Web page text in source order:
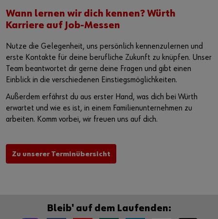
Wann lernen wir dich kennen? Würth
Karriere auf Job-Messen
Nutze die Gelegenheit, uns persönlich kennenzulernen und
erste Kontakte für deine berufliche Zukunft zu knüpfen. Unser
Team beantwortet dir gerne deine Fragen und gibt einen
Einblick in die verschiedenen Einstiegsmöglichkeiten.
Außerdem erfährst du aus erster Hand, was dich bei Würth
erwartet und wie es ist, in einem Familienunternehmen zu
arbeiten. Komm vorbei, wir freuen uns auf dich.
Zu unserer Terminübersicht
Bleib' auf dem Laufenden: